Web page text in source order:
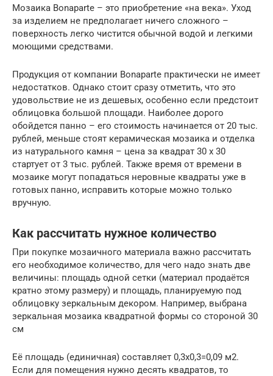
Мозаика Bonaparte – это приобретение «на века». Уход
за изделием не предполагает ничего сложного –
поверхность легко чистится обычной водой и легкими
моющими средствами.
Продукция от компании Bonaparte практически не имеет
недостатков. Однако стоит сразу отметить, что это
удовольствие не из дешевых, особенно если предстоит
облицовка большой площади. Наиболее дорого
обойдется панно – его стоимость начинается от 20 тыс.
рублей, меньше стоят керамическая мозаика и отделка
из натурального камня – цена за квадрат 30 х 30
стартует от 3 тыс. рублей. Также время от времени в
мозаике могут попадаться неровные квадраты уже в
готовых панно, исправить которые можно только
вручную.
Как рассчитать нужное количество
При покупке мозаичного материала важно рассчитать
его необходимое количество, для чего надо знать две
величины: площадь одной сетки (материал продаётся
кратно этому размеру) и площадь, планируемую под
облицовку зеркальным декором. Например, выбрана
зеркальная мозаика квадратной формы со стороной 30
см
Её площадь (единичная) составляет 0,3х0,3=0,09 м2.
Если для помещения нужно десять квадратов, то